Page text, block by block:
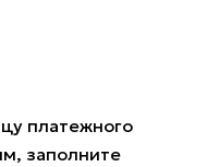
платежного
заполните